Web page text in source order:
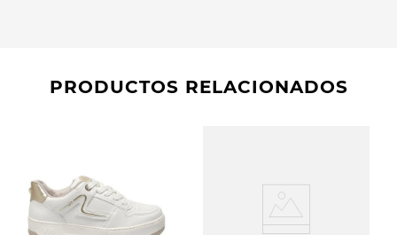
PRODUCTOS RELACIONADOS